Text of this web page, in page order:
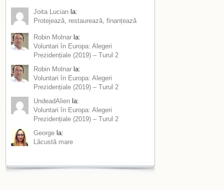
Joita Lucian la:
Protejează, restaurează, finanțează
Robin Molnar la:
Voluntari în Europa: Alegeri
Prezidențiale (2019) – Turul 2
Robin Molnar la:
Voluntari în Europa: Alegeri
Prezidențiale (2019) – Turul 2
UndeadAlien la:
Voluntari în Europa: Alegeri
Prezidențiale (2019) – Turul 2
George la:
Lăcustă mare